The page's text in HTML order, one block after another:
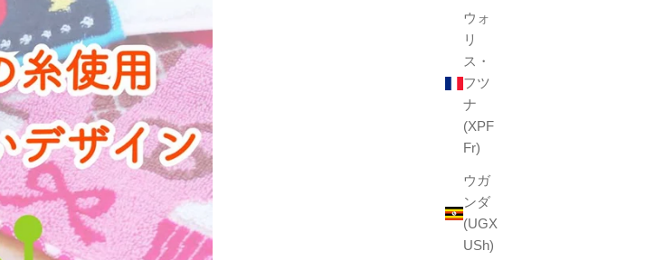
ウォ
リ
ス・
フツ
ナ
(XPF
Fr)
ウガ
ンダ
(UGX
USh)